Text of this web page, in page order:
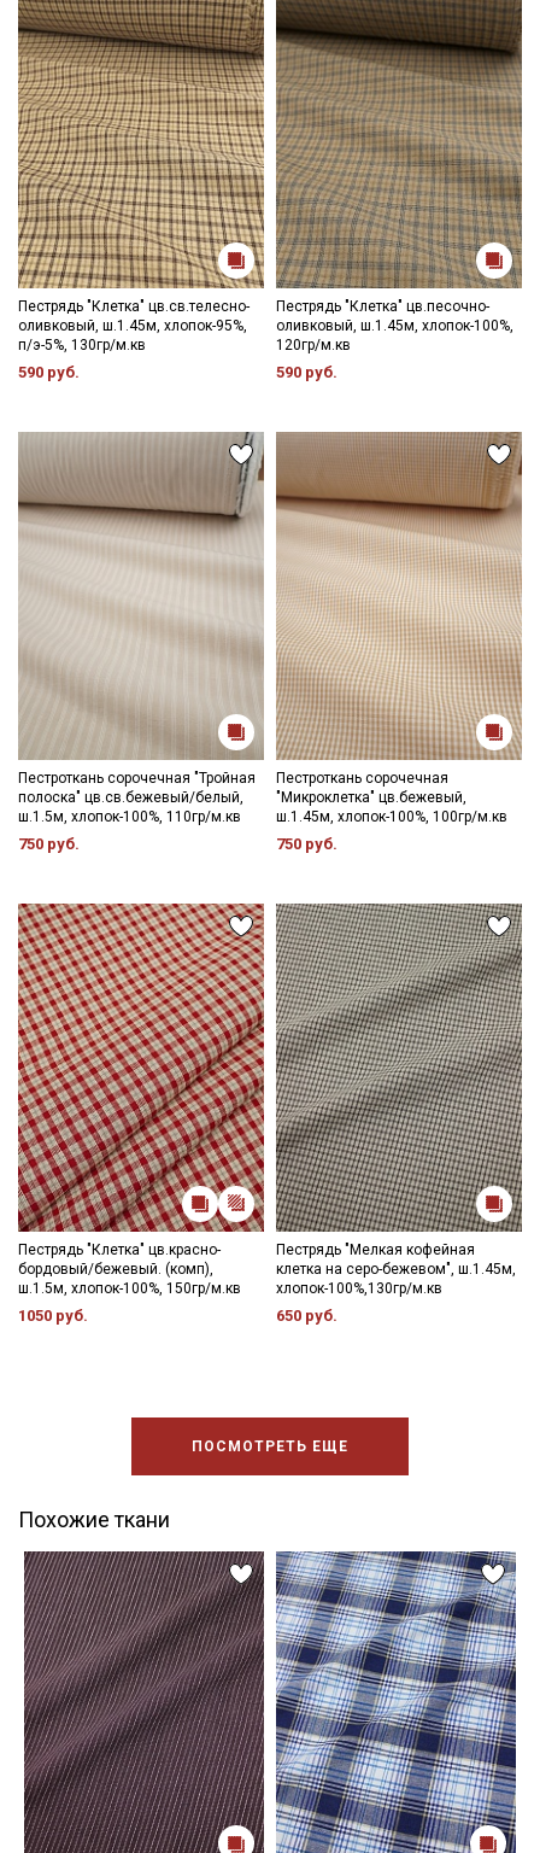
Пестрядь "Клетка" цв.св.телесно-
оливковый, ш.1.45м, хлопок-95%,
п/э-5%, 130гр/м.кв
590 руб.
Пестрядь "Клетка" цв.песочно-
оливковый, ш.1.45м, хлопок-100%,
120гр/м.кв
590 руб.
Пестроткань сорочечная "Тройная
полоска" цв.св.бежевый/белый,
ш.1.5м, хлопок-100%, 110гр/м.кв
750 руб.
Пестроткань сорочечная
"Микроклетка" цв.бежевый,
ш.1.45м, хлопок-100%, 100гр/м.кв
750 руб.
Пестрядь "Клетка" цв.красно-
бордовый/бежевый. (комп),
ш.1.5м, хлопок-100%, 150гр/м.кв
1050 руб.
Пестрядь "Мелкая кофейная
клетка на серо-бежевом", ш.1.45м,
хлопок-100%,130гр/м.кв
650 руб.
ПОСМОТРЕТЬ ЕЩЕ
Похожие ткани